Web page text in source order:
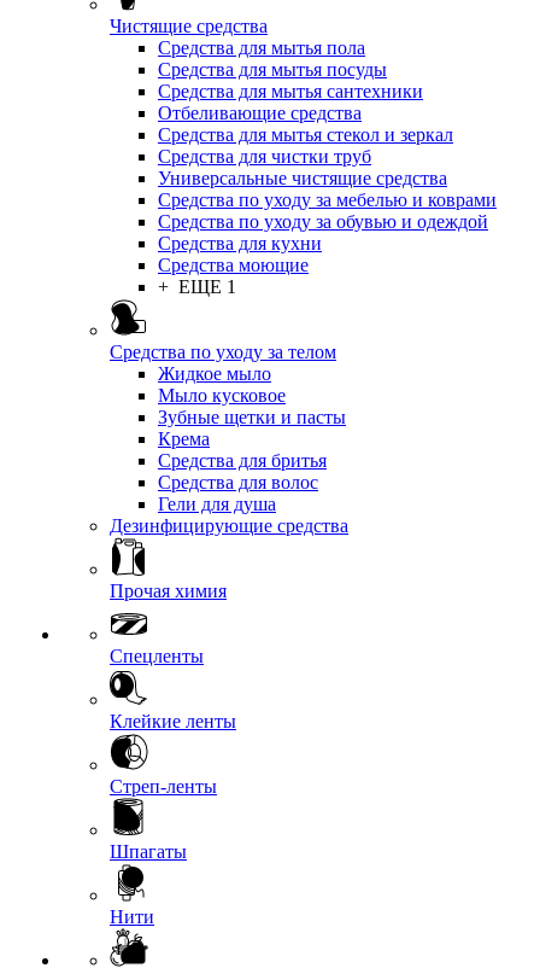
Чистящие средства
Средства для мытья пола
Средства для мытья посуды
Средства для мытья сантехники
Отбеливающие средства
Средства для мытья стекол и зеркал
Средства для чистки труб
Универсальные чистящие средства
Средства по уходу за мебелью и коврами
Средства по уходу за обувью и одеждой
Средства для кухни
Средства моющие
+ ЕЩЕ 1
Средства по уходу за телом
Жидкое мыло
Мыло кусковое
Зубные щетки и пасты
Крема
Средства для бритья
Средства для волос
Гели для душа
Дезинфицирующие средства
Прочая химия
Спецленты
Клейкие ленты
Стреп-ленты
Шпагаты
Нити